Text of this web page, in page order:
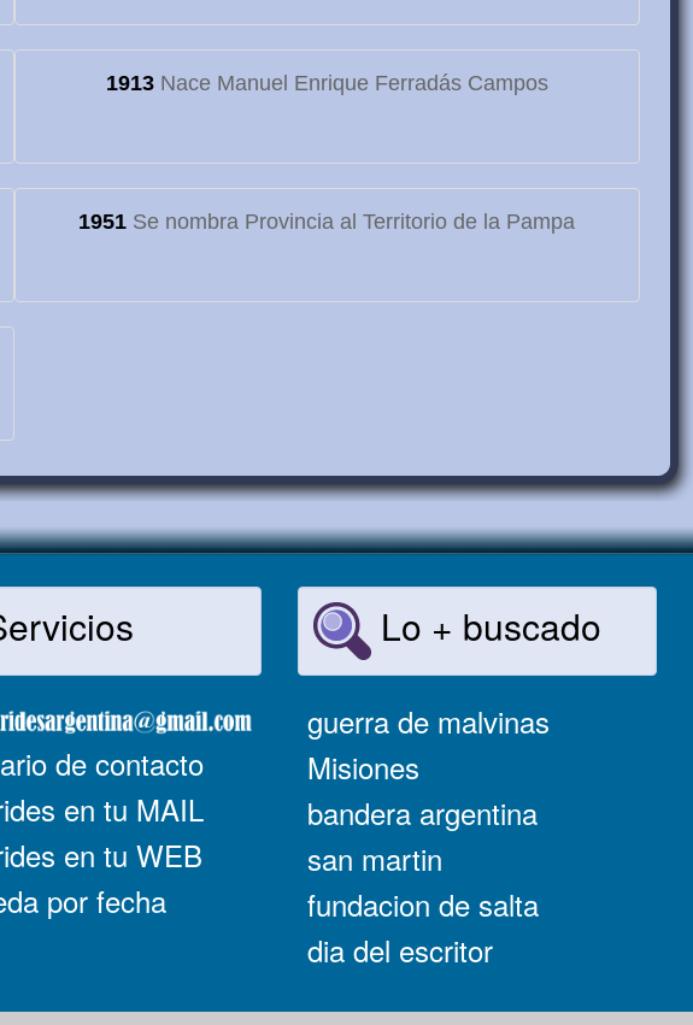
1913Nace Manuel Enrique Ferradás Campos
1951 Se nombra Provincia al Territorio de la Pampa
de contacto
en tu MAIL
en tu WEB
por fecha
Lo + buscado
guerra de malvinas
Misiones
bandera argentina
san martin
fundacion de salta
dia del escritor